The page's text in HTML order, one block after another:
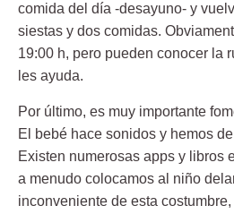
comida del día -desayuno- y
siestas y dos comidas.
19:00 h, pero pueden conocer la
les ayuda.
Por último, es muy importante
El bebé hace sonidos y hemos
Existen numerosas apps y libros
a menudo colocamos al niño
inconveniente de esta